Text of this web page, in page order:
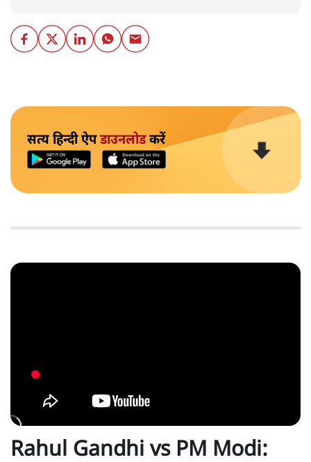
सत्य हिन्दी ऐपडाउनलोडकरें
Rahul Gandhi vs PM Modi: